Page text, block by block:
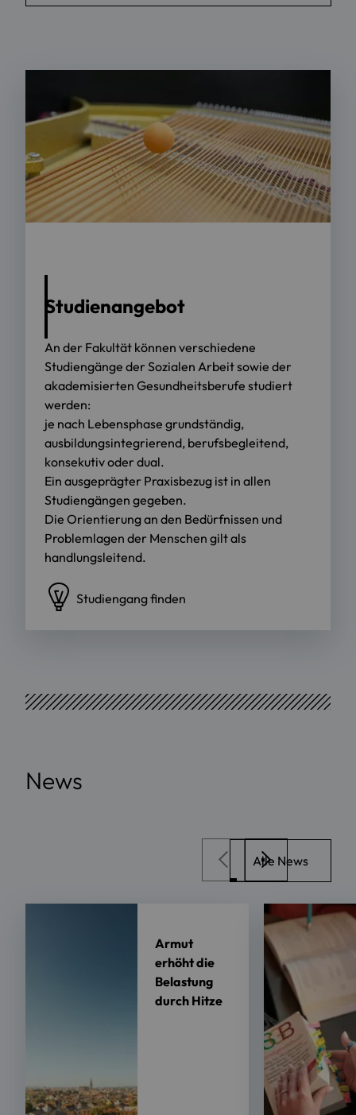
Studienangebot
An der Fakultät können verschiedene
Studiengänge der Sozialen Arbeit sowie der
akademisierten Gesundheitsberufe studiert
werden:
je nach Lebensphase grundständig,
ausbildungsintegrierend, berufsbegleitend,
konsekutiv oder dual.
Ein ausgeprägter Praxisbezug ist in allen
Studiengängen gegeben.
Die Orientierung an den Bedürfnissen und
Problemlagen der Menschen gilt als
handlungsleitend.
Studiengang finden
News
Alle News
Armut
erhöht die
Belastung
durch Hitze